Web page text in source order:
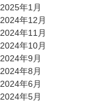
2025年1月
2024年12月
2024年11月
2024年10月
2024年9月
2024年8月
2024年6月
2024年5月